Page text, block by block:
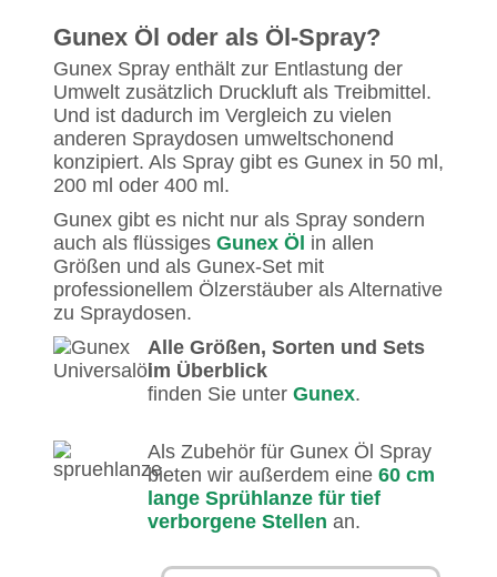
Gunex Öl oder als Öl-Spray?
Gunex Spray enthält zur Entlastung der
Umwelt zusätzlich Druckluft als Treibmittel.
Und ist dadurch im Vergleich zu vielen
anderen Spraydosen umweltschonend
konzipiert. Als Spray gibt es Gunex in 50 ml,
200 ml oder 400 ml.
Gunex gibt es nicht nur als Spray sondern
auch als flüssiges Gunex Öl in allen
Größen und als Gunex-Set mit
professionellem Ölzerstäuber als Alternative
zu Spraydosen.
Alle Größen, Sorten und Sets
im Überblick
finden Sie unter Gunex.
Als Zubehör für Gunex Öl Spray
bieten wir außerdem eine 60 cm
lange Sprühlanze für tief
verborgene Stellen an.